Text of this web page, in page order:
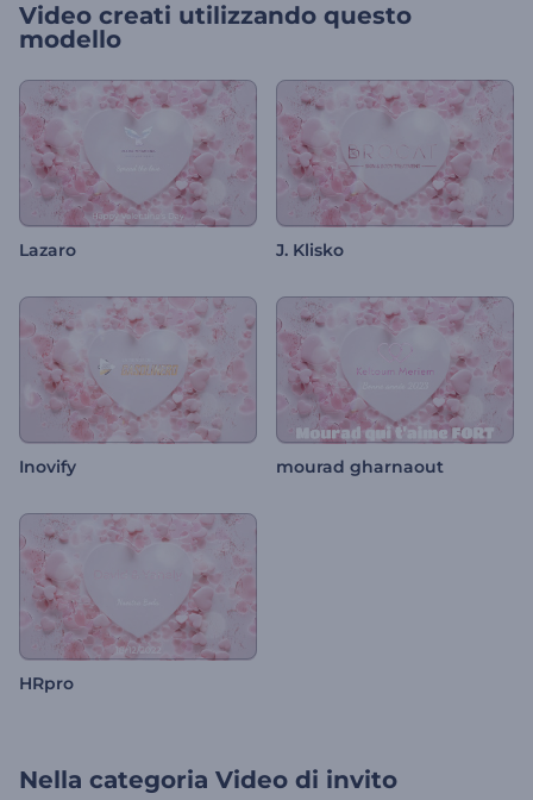
Video creati utilizzando questo
modello
Lazaro J. Klisko
Inovify mourad gharnaout
HRpro
Nella categoria Video di invito